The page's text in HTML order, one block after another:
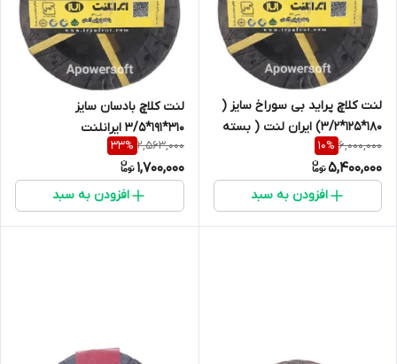
لنت کلاچ پراید بی سوراخ سایز (
180*125*3/2) ایران لنت ( بسته
10 دست )
6,000,000
10%
5,400,000
افزودن به سبد
لنت کلاچ بادسان سایز
310*191*3/5 ایرانلنت
2,563,000
33%
1,700,000
افزودن به سبد